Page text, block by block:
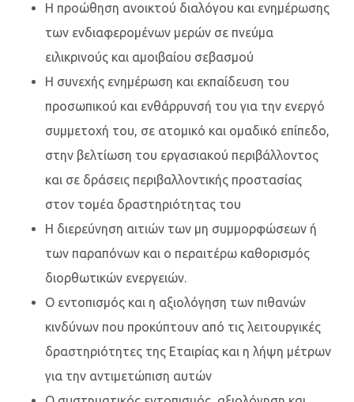
Η προώθηση ανοικτού διαλόγου και ενημέρωσης
των ενδιαφερομένων μερών σε πνεύμα
ειλικρινούς και αμοιβαίου σεβασμού
Η συνεχής ενημέρωση και εκπαίδευση του
προσωπικού και ενθάρρυνσή του για την ενεργό
συμμετοχή του, σε ατομικό και ομαδικό επίπεδο,
στην βελτίωση του εργασιακού περιβάλλοντος
και σε δράσεις περιβαλλοντικής προστασίας
στον τομέα δραστηριότητας του
Η διερεύνηση αιτιών των μη συμμορφώσεων ή
των παραπόνων και ο περαιτέρω καθορισμός
διορθωτικών ενεργειών.
Ο εντοπισμός και η αξιολόγηση των πιθανών
κινδύνων που προκύπτουν από τις λειτουργικές
δραστηριότητες της Εταιρίας και η λήψη μέτρων
για την αντιμετώπιση αυτών